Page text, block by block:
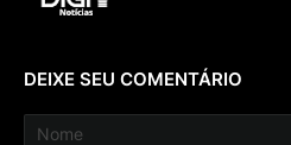
DEIXE SEU COMENTÁRIO